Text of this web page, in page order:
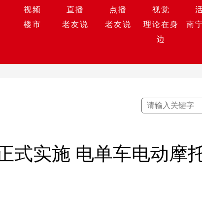
视频 直播 点播 视觉
楼市 老友说 老友说
理论在身
边
南
式实施 电单车电动摩